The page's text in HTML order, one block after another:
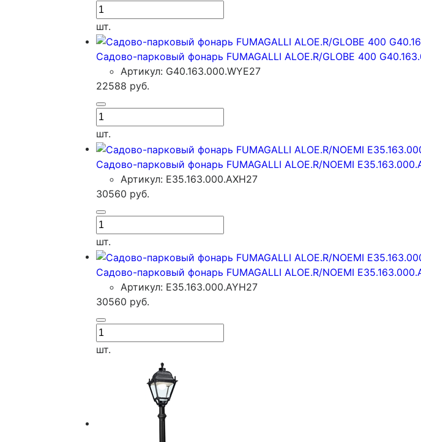
шт.
Садово-парковый фонарь FUMAGALLI ALOE.R/GLOBE 400
Артикул: G40.163.000.WYE27
22588 руб.
шт.
Садово-парковый фонарь FUMAGALLI ALOE.R/NOEMI
Артикул: E35.163.000.AXH27
30560 руб.
шт.
Садово-парковый фонарь FUMAGALLI ALOE.R/NOEMI
Артикул: E35.163.000.AYH27
30560 руб.
шт.